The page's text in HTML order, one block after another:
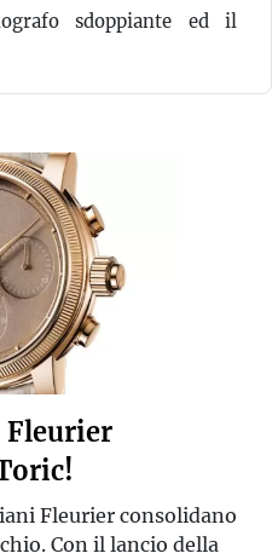
sdoppiante ed il
Fleurier
Fleurier consolidano
Con il lancio della